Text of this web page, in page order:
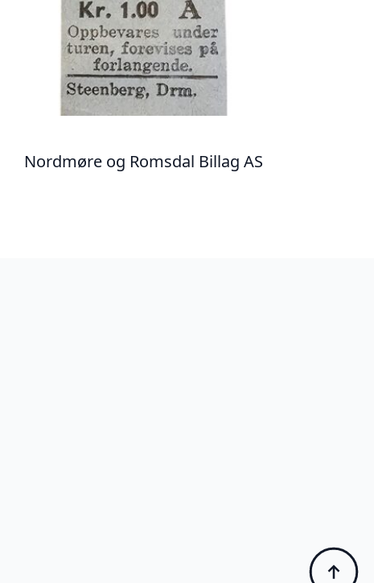
Nordmøre og Romsdal Billag AS